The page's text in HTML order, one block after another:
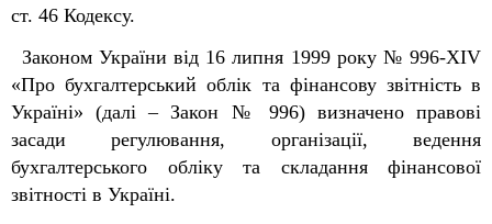
ст. 46 Кодексу.
Законом України від 16 липня 1999 року № 996-XIV
«Про бухгалтерський облік та фінансову звітність в
Україні» (далі – Закон № 996) визначено правові
засади регулювання, організації, ведення
бухгалтерського обліку та складання фінансової
звітності в Україні.